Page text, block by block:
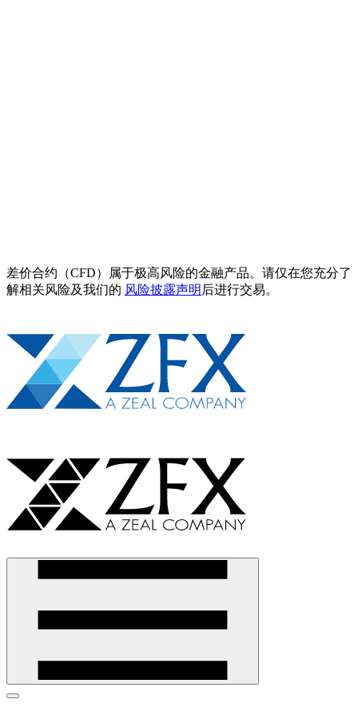
差价合约（CFD）属于极高风险的金融产品。请仅在您充分了
解相关风险及我们的 风险披露声明 后进行交易。